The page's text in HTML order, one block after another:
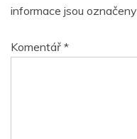
informace jsou označeny
Komentář *